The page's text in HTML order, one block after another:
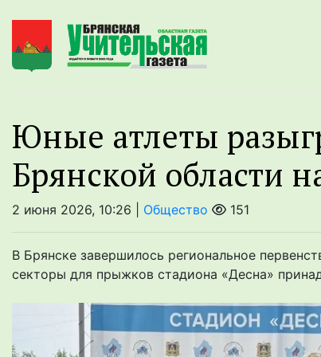
Юные атлеты
Брянской области
2 июня 2026, 10:26 | Общество 151
В Брянске завершилось региональное
секторы для прыжков стадиона «Десна»